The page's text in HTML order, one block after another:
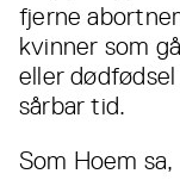
fjerne
kvinner som
eller
sårbar tid.
Som Hoem sa,